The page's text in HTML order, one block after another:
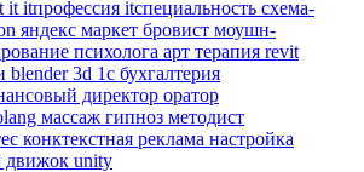
it itпрофессия itспециальность схема-
яндекс маркет бровист моушн-
психолога арт терапия revit
blender 3d 1с бухгалтерия
директор оратор
массаж гипноз методист
конктекстная реклама настройка
движок unity